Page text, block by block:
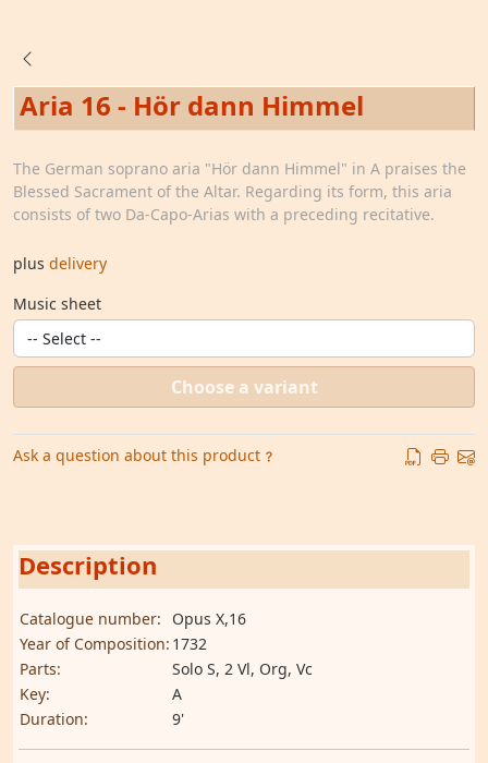
Aria 16 - Hör dann Himmel
The German soprano aria "Hör dann Himmel" in A praises the
Blessed Sacrament of the Altar. Regarding its form, this aria
consists of two Da-Capo-Arias with a preceding recitative.
plus delivery
Music sheet
Choose a variant
Ask a question about this product
Description
Catalogue number:
Opus X,16
Year of Composition: 1732
Parts:
Solo S, 2 Vl, Org, Vc
Key:
A
Duration:
9'